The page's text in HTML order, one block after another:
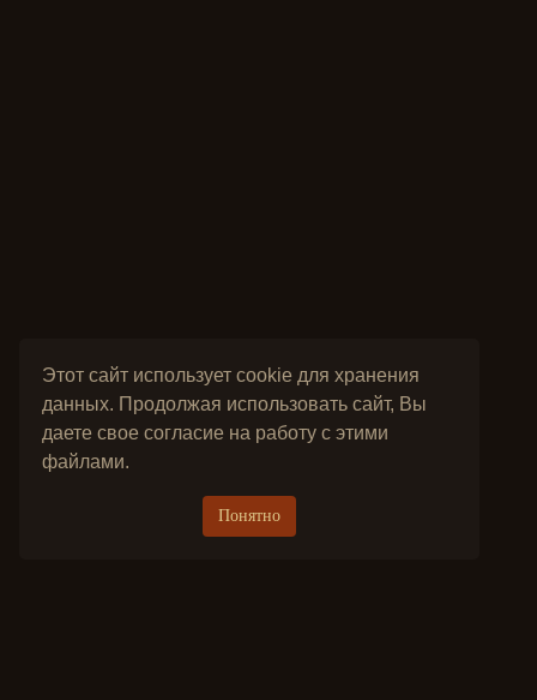
Этот сайт использует cookie для хранения
данных. Продолжая использовать сайт, Вы
даете свое согласие на работу с этими
файлами.
Понятно